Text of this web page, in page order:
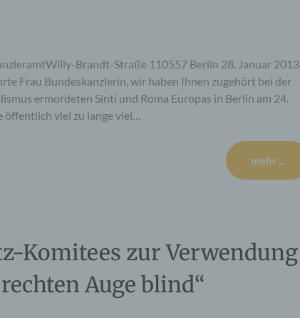
Brandt-Straße 110557 Berlin 28. Januar 2013
Frau Bundeskanzlerin, wir haben Ihnen zugehört bei der
ermordeten Sinti und Roma Europas in Berlin am 24.
öffentlich viel zu lange viel…
mehr ...
Komitees zur Verwendung
Auge blind“